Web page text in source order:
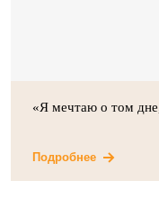
«Я мечтаю о том
Подробнее